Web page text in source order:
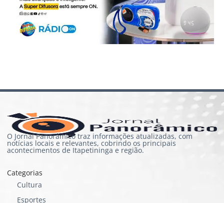
O Jornal Panorâmico traz informações atualizadas, com
notícias locais e relevantes, cobrindo os principais
acontecimentos de Itapetininga e região.
Categorias
Cultura
Esportes